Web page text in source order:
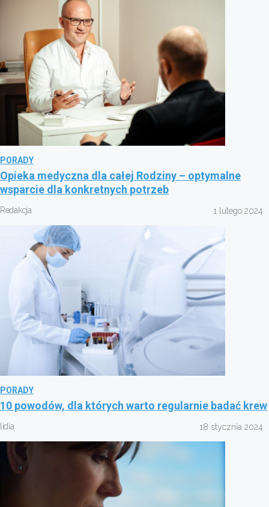
PORADY
Opieka medyczna dla całej Rodziny – optymalne
wsparcie dla konkretnych potrzeb
Redakcja 1 lutego 2024
PORADY
10 powodów, dla których warto regularnie badać krew
lidia 18 stycznia 2024